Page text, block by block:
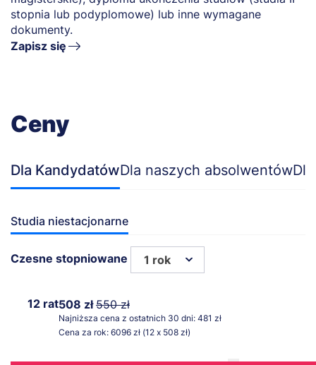
stopnia lub podyplomowe) lub inne wymagane
dokumenty.
Zapisz się
Ceny
Dla KandydatówDla naszych absolwentów
Studia niestacjonarne
Czesne stopniowane 1 rok
12 rat508 zł550 zł
Najniższa cena z ostatnich 30 dni: 481 zł
Cena za rok: 6096 zł (12 x 508 zł)